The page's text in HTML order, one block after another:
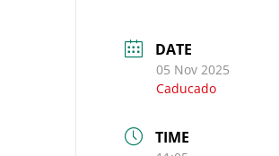
DATE
05 Nov 2025
Caducado
TIME